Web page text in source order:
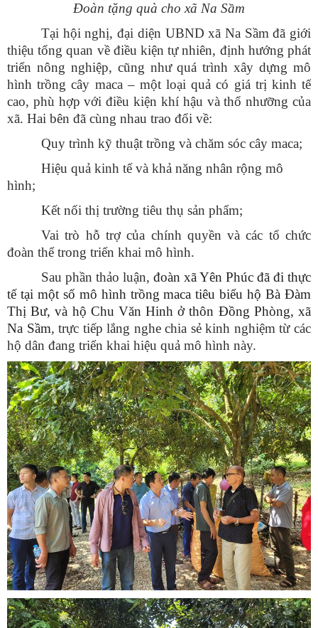
Đoàn tặng quà cho xã Na Sầm
Tại hội nghị, đại diện UBND xã Na Sầm đã giới
thiệu tổng quan về điều kiện tự nhiên, định hướng phát
triển nông nghiệp, cũng như quá trình xây dựng mô
hình trồng cây maca – một loại quả có giá trị kinh tế
cao, phù hợp với điều kiện khí hậu và thổ nhưỡng của
xã. Hai bên đã cùng nhau trao đổi về:
Quy trình kỹ thuật trồng và chăm sóc cây maca;
Hiệu quả kinh tế và khả năng nhân rộng mô
hình;
Kết nối thị trường tiêu thụ sản phẩm;
Vai trò hỗ trợ của chính quyền và các tổ chức
đoàn thể trong triển khai mô hình.
Sau phần thảo luận, đoàn xã Yên Phúc đã đi thực
tế tại một số mô hình trồng maca tiêu biểu hộ Bà Đàm
Thị Bư, và hộ Chu Văn Hinh ở thôn Đồng Phòng, xã
Na Sầm, trực tiếp lắng nghe chia sẻ kinh nghiệm từ các
hộ dân đang triển khai hiệu quả mô hình này.